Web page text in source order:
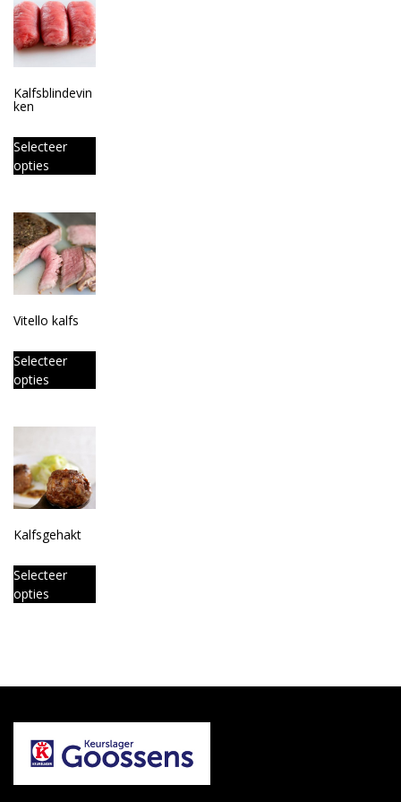
Kalfsblindevin
ken
Selecteer
opties
Vitello kalfs
Selecteer
opties
Kalfsgehakt
Selecteer
opties